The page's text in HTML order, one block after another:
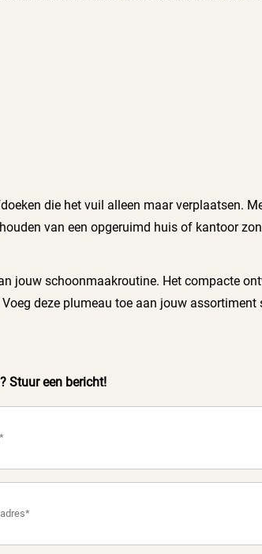
die het vuil alleen maar verplaatsen.
van een opgeruimd huis of kantoor
jouw schoonmaakroutine. Het compacte
deze plumeau toe aan jouw
Stuur een bericht!